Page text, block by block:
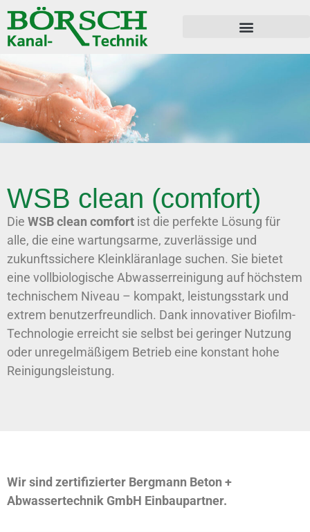
WSB clean (comfort)
Die WSB clean comfort ist die perfekte Lösung für
alle, die eine wartungsarme, zuverlässige und
zukunftssichere Kleinkläranlage suchen. Sie bietet
eine vollbiologische Abwasserreinigung auf höchstem
technischem Niveau – kompakt, leistungsstark und
extrem benutzerfreundlich. Dank innovativer Biofilm-
Technologie erreicht sie selbst bei geringer Nutzung
oder unregelmäßigem Betrieb eine konstant hohe
Reinigungsleistung.
Wir sind zertifizierter Bergmann Beton +
Abwassertechnik GmbH Einbaupartner.